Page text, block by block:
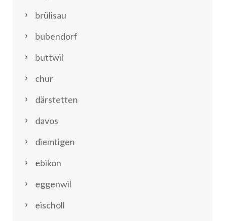
brülisau
bubendorf
buttwil
chur
därstetten
davos
diemtigen
ebikon
eggenwil
eischoll